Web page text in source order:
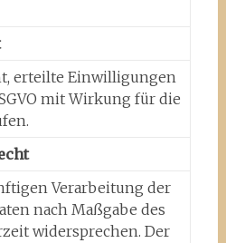
erteilte Einwilligungen
mit Wirkung für die
Verarbeitung der
nach Maßgabe des
widersprechen. Der